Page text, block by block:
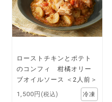
ローストチキンとポテト
のコンフィ 柑橘オリー
ブオイルソース ＜2人前＞
1,500円 (税込)